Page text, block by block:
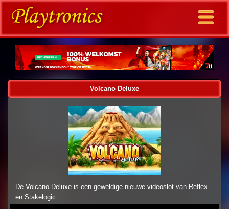
Volcano Deluxe
De Volcano Deluxe is een geweldige nieuwe videoslot van Reflex
en Stakelogic.